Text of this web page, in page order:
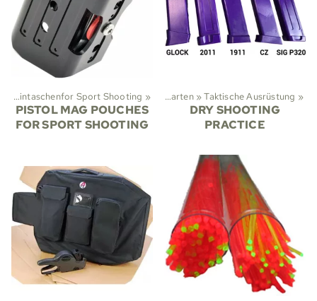
Magazintaschenfor Sport Shooting ‪»
PISTOL MAG POUCHES
FOR SPORT SHOOTING
Sportarten ‪»Taktische Ausrüstung ‪»
DRY SHOOTING
PRACTICE